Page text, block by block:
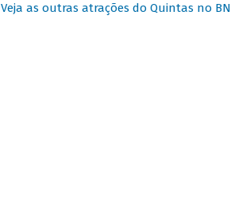
Veja as outras atrações do Quintas no